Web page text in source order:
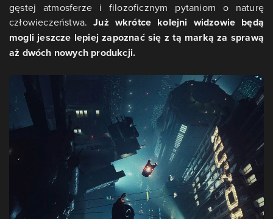
gęstej atmosferze i filozoficznym pytaniom o naturę
człowieczeństwa.Już wkrótce kolejni widzowie będą
mogli jeszcze lepiej zapoznać się z tą marką za sprawą
aż dwóch nowych produkcji.